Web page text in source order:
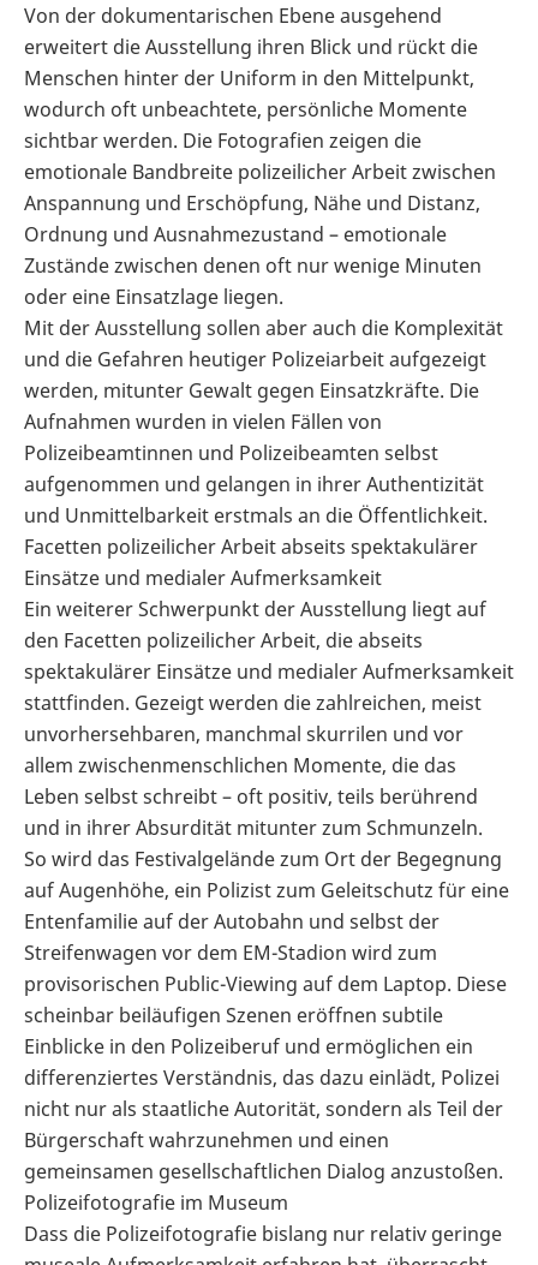
Von der dokumentarischen Ebene ausgehend
erweitert die Ausstellung ihren Blick und rückt die
Menschen hinter der Uniform in den Mittelpunkt,
wodurch oft unbeachtete, persönliche Momente
sichtbar werden. Die Fotografien zeigen die
emotionale Bandbreite polizeilicher Arbeit zwischen
Anspannung und Erschöpfung, Nähe und Distanz,
Ordnung und Ausnahmezustand – emotionale
Zustände zwischen denen oft nur wenige Minuten
oder eine Einsatzlage liegen.
Mit der Ausstellung sollen aber auch die Komplexität
und die Gefahren heutiger Polizeiarbeit aufgezeigt
werden, mitunter Gewalt gegen Einsatzkräfte. Die
Aufnahmen wurden in vielen Fällen von
Polizeibeamtinnen und Polizeibeamten selbst
aufgenommen und gelangen in ihrer Authentizität
und Unmittelbarkeit erstmals an die Öffentlichkeit.
Facetten polizeilicher Arbeit abseits spektakulärer
Einsätze und medialer Aufmerksamkeit
Ein weiterer Schwerpunkt der Ausstellung liegt auf
den Facetten polizeilicher Arbeit, die abseits
spektakulärer Einsätze und medialer Aufmerksamkeit
stattfinden. Gezeigt werden die zahlreichen, meist
unvorhersehbaren, manchmal skurrilen und vor
allem zwischenmenschlichen Momente, die das
Leben selbst schreibt – oft positiv, teils berührend
und in ihrer Absurdität mitunter zum Schmunzeln.
So wird das Festivalgelände zum Ort der Begegnung
auf Augenhöhe, ein Polizist zum Geleitschutz für eine
Entenfamilie auf der Autobahn und selbst der
Streifenwagen vor dem EM-Stadion wird zum
provisorischen Public-Viewing auf dem Laptop. Diese
scheinbar beiläufigen Szenen eröffnen subtile
Einblicke in den Polizeiberuf und ermöglichen ein
differenziertes Verständnis, das dazu einlädt, Polizei
nicht nur als staatliche Autorität, sondern als Teil der
Bürgerschaft wahrzunehmen und einen
gemeinsamen gesellschaftlichen Dialog anzustoßen.
Polizeifotografie im Museum
Dass die Polizeifotografie bislang nur relativ geringe